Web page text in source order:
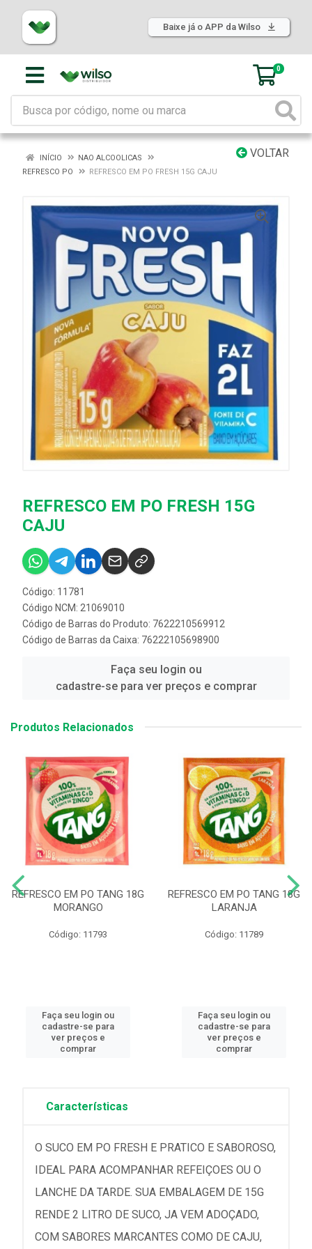
Baixe já o APP da Wilso
0
VOLTAR
INÍCIO
NAO ALCOOLICAS
REFRESCO PO
REFRESCO EM PO FRESH 15G CAJU
REFRESCO EM PO FRESH 15G
CAJU
Código: 11781
Código NCM: 21069010
Código de Barras do Produto: 7622210569912
Código de Barras da Caixa: 76222105698900
Faça seu login ou
cadastre-se para ver preços e comprar
Produtos Relacionados
REFRESCO EM PO TANG 18G
MORANGO
Código: 11793
Faça seu login ou
cadastre-se para
ver preços e
comprar
REFRESCO EM PO TANG 18G
LARANJA
Código: 11789
Faça seu login ou
cadastre-se para
ver preços e
comprar
Características
O SUCO EM PO FRESH E PRATICO E SABOROSO,
IDEAL PARA ACOMPANHAR REFEIÇOES OU O
LANCHE DA TARDE. SUA EMBALAGEM DE 15G
RENDE 2 LITRO DE SUCO, JA VEM ADOÇADO,
COM SABORES MARCANTES COMO DE CAJU,